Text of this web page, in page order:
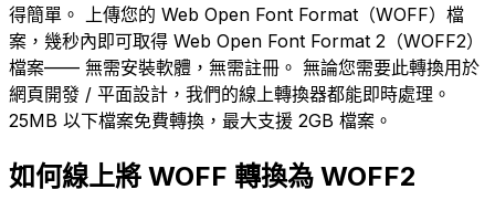
得簡單。 上傳您的 Web Open Font Format（WOFF）檔
案，幾秒內即可取得 Web Open Font Format 2（WOFF2）
檔案—— 無需安裝軟體，無需註冊。 無論您需要此轉換用於
網頁開發 / 平面設計，我們的線上轉換器都能即時處理。
25MB 以下檔案免費轉換，最大支援 2GB 檔案。
如何線上將 WOFF 轉換為 WOFF2